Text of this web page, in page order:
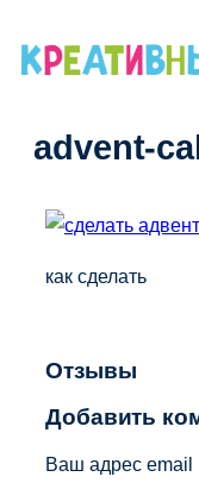
advent-
как сделать
Отзывы
Добавить
Ваш адрес email